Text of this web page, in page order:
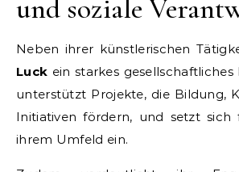
und soziale
Neben ihrer künstlerischen
Luck ein starkes gesellschaftliches
unterstützt Projekte, die Bildung,
Initiativen fördern, und setzt sich
ihrem Umfeld ein.